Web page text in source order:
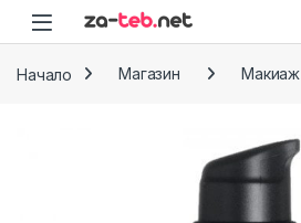
Skip to navigation
Skip to content
Начало Магазин Макиаж